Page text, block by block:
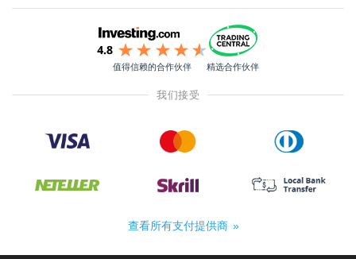
值得信赖的合作伙伴 精选合作伙伴
我们接受
查看所有支付提供商